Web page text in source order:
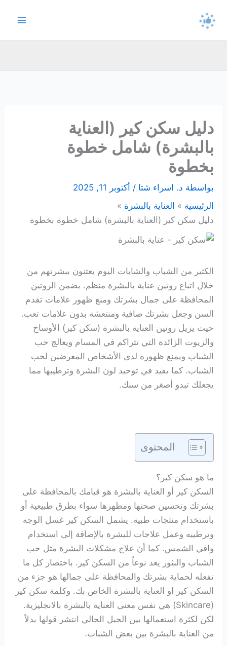
دليل سكن كير (العناية
بالبشرة) شامل خطوة
بخطوة
بواسطة د. اسراء شتا/ أكتوبر 11, 2025
الرئيسية
العناية بالبشرة
دليل سكن كير (العناية بالبشرة) شامل خطوة بخطوة
الكثير من الشباب والشابات اليوم يعتنون ببشرتهم من
خلال اتباع روتين عناية بالبشرة منظم. يضمن الروتين
المحافظة على جمال بشرتك ومنع ظهور علامات تقدم
السن وجعل بشرتك صافية ومنتعشة بدون علامات تعب.
حيث يزيل روتين العناية بالبشرة (سكن كير) الأوساخ
والزيوت الزائدة التي تتراكم في المسام ويعالج حب
الشباب ويمنع ظهوره لدى الأشخاص المعرضين لحب
الشباب. كما يفيد في توحيد لون البشرة وترطيبها مما
يجعلك تبدو أصغر من سنك.
المحتوى
ما هو سكن كير؟
السكن كير أو العناية بالبشرة هو قيامك بالمحافظة على
بشرتك وتحسين صحتها ومظهرها سواء بطرق طبيعية أو
باستخدام منتجات طبية. يشمل السكن كير غسل الوجه
وترطيبه وعمل علاجات للبشرة بالإضافة إلى استخدام
واقي الشمس. كما أن علاج مشكلات البشرة مثل حب
الشباب والبثور يعد نوعاً من السكن كير. باختصار كل ما
تفعله لحماية بشرتك والمحافظة على جمالها هو جزء من
السكن كير او العناية بالبشرة الخاص بك. وكلمة سكن كير
(Skincare) هي نفس معنى العناية بالبشرة بالانجليزية.
لكن لكثرة استعمالها بين الجيل الحالي انتشر قولها بدلاً
من العناية بالبشرة بين بعض الشباب.